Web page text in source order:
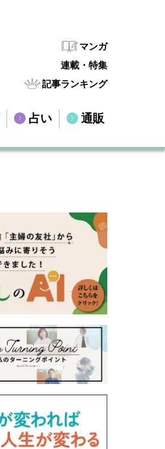
マンガ
連載・特集
記事ランキング
占い 通販